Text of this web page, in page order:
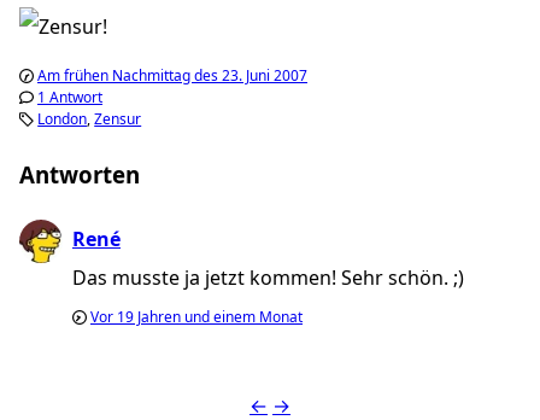
Am frühen Nachmittag des 23. Juni 2007
1 Antwort
London Zensur
Antworten
René
Das musste ja jetzt kommen! Sehr schön. ;)
Vor 19 Jahren und einem Monat
← →